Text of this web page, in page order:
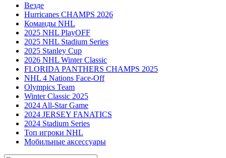
Везде
Hurricanes CHAMPS 2026
Команды NHL
2025 NHL PlayOFF
2025 NHL Stadium Series
2025 Stanley Cup
2026 NHL Winter Classic
FLORIDA PANTHERS CHAMPS 2025
NHL 4 Nations Face-Off
Olympics Team
Winter Classic 2025
2024 All-Star Game
2024 JERSEY FANATICS
2024 Stadium Series
Топ игроки NHL
Мобильные аксессуары